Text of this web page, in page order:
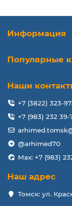
Информация
Популярные
Наши
+7 (3822) 323-
+7 (983) 232 39-
@arhimed70
Max: +7 (983)
Наш адрес
Томск: ул.